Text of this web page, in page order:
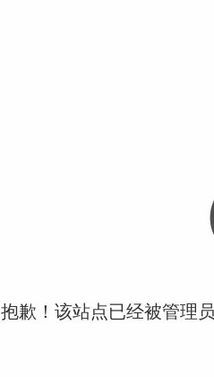
抱歉！该站点已经被管理